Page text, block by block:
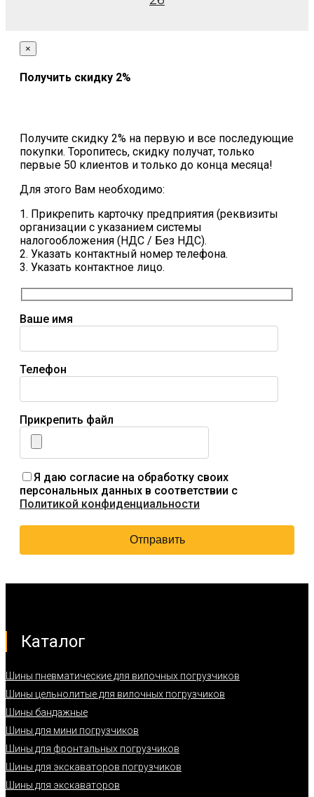
×
Получить скидку 2%
Получите скидку 2% на первую и все последующие
покупки. Торопитесь, скидку получат, только
первые 50 клиентов и только до конца месяца!
Для этого Вам необходимо:
1. Прикрепить карточку предприятия (реквизиты
организации с указанием системы
налогообложения (НДС / Без НДС).
2. Указать контактный номер телефона.
3. Указать контактное лицо.
Ваше имя
Телефон
Прикрепить файл
Я даю согласие на обработку своих
персональных данных в соответствии с
Политикой конфиденциальности
Каталог
Шины пневматические для вилочных погрузчиков
Шины цельнолитые для вилочных погрузчиков
Шины бандажные
Шины для мини погрузчиков
Шины для фронтальных погрузчиков
Шины для экскаваторов погрузчиков
Шины для экскаваторов